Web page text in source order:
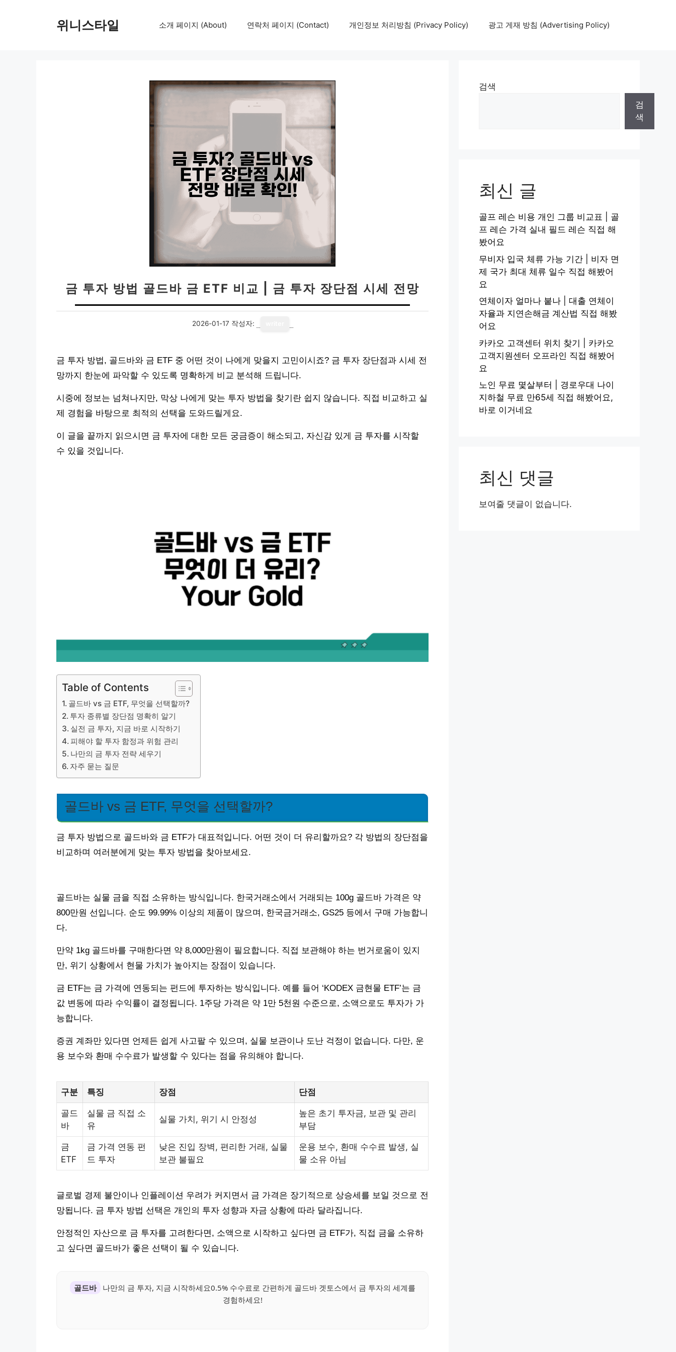
위니스타일 소개 페이지 (About) 연락처 페이지 (Contact) 개인정보 처리방침 (Privacy Policy) 광고 게재 방침 (Advertising Policy)
금 투자 방법 골드바 금 ETF 비교 | 금 투자 장단점 시세 전망
2026-01-17 작성자:
금 투자 방법, 골드바와 금 ETF 중 어떤 것이 나에게 맞을지 고민이시죠? 금 투자 장단점과 시세 전
망까지 한눈에 파악할 수 있도록 명확하게 비교 분석해 드립니다.
시중에 정보는 넘쳐나지만, 막상 나에게 맞는 투자 방법을 찾기란 쉽지 않습니다. 직접 비교하고 실
제 경험을 바탕으로 최적의 선택을 도와드릴게요.
이 글을 끝까지 읽으시면 금 투자에 대한 모든 궁금증이 해소되고, 자신감 있게 금 투자를 시작할
수 있을 것입니다.
Table of Contents
골드바 vs 금 ETF, 무엇을 선택할까?
투자 종류별 장단점 명확히 알기
실전 금 투자, 지금 바로 시작하기
피해야 할 투자 함정과 위험 관리
나만의 금 투자 전략 세우기
자주 묻는 질문
골드바 vs 금 ETF, 무엇을 선택할까?
금 투자 방법으로 골드바와 금 ETF가 대표적입니다. 어떤 것이 더 유리할까요? 각 방법의 장단점을
비교하며 여러분에게 맞는 투자 방법을 찾아보세요.
골드바는 실물 금을 직접 소유하는 방식입니다. 한국거래소에서 거래되는 100g 골드바 가격은 약
800만원 선입니다. 순도 99.99% 이상의 제품이 많으며, 한국금거래소, GS25 등에서 구매 가능합니
다.
만약 1kg 골드바를 구매한다면 약 8,000만원이 필요합니다. 직접 보관해야 하는 번거로움이 있지
만, 위기 상황에서 현물 가치가 높아지는 장점이 있습니다.
금 ETF는 금 가격에 연동되는 펀드에 투자하는 방식입니다. 예를 들어 ‘KODEX 금현물 ETF’는 금
값 변동에 따라 수익률이 결정됩니다. 1주당 가격은 약 1만 5천원 수준으로, 소액으로도 투자가 가
능합니다.
증권 계좌만 있다면 언제든 쉽게 사고팔 수 있으며, 실물 보관이나 도난 걱정이 없습니다. 다만, 운
용 보수와 환매 수수료가 발생할 수 있다는 점을 유의해야 합니다.
구분 특징 장점 단점
골드
바
실물 금 직접 소
유
실물 가치, 위기 시 안정성
높은 초기 투자금, 보관 및 관리
부담
금
ETF
금 가격 연동 펀
드 투자
낮은 진입 장벽, 편리한 거래, 실물
보관 불필요
운용 보수, 환매 수수료 발생, 실
물 소유 아님
글로벌 경제 불안이나 인플레이션 우려가 커지면서 금 가격은 장기적으로 상승세를 보일 것으로 전
망됩니다. 금 투자 방법 선택은 개인의 투자 성향과 자금 상황에 따라 달라집니다.
안정적인 자산으로 금 투자를 고려한다면, 소액으로 시작하고 싶다면 금 ETF가, 직접 금을 소유하
고 싶다면 골드바가 좋은 선택이 될 수 있습니다.
골드바
나만의 금 투자, 지금 시작하세요0.5% 수수료로 간편하게 골드바 겟토스에서 금 투자의 세계를
경험하세요!
검색
검
색
최신 글
골프 레슨 비용 개인 그룹 비교표 | 골
프 레슨 가격 실내 필드 레슨 직접 해
봤어요
무비자 입국 체류 가능 기간 | 비자 면
제 국가 최대 체류 일수 직접 해봤어
요
연체이자 얼마나 붙나 | 대출 연체이
자율과 지연손해금 계산법 직접 해봤
어요
카카오 고객센터 위치 찾기 | 카카오
고객지원센터 오프라인 직접 해봤어
요
노인 무료 몇살부터 | 경로우대 나이
지하철 무료 만65세 직접 해봤어요,
바로 이거네요
최신 댓글
보여줄 댓글이 없습니다.